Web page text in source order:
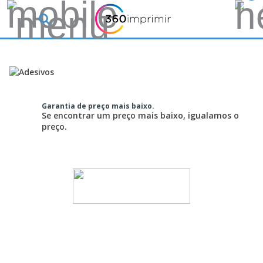
Garantia de preço mais baixo.
Se encontrar um preço mais baixo, igualamos o
preço.